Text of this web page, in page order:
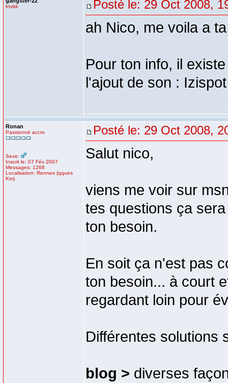
Invité Posté le: 29 Oct 2008,
ah Nico, me voila a
Pour ton info, il
l'ajout de son :
Ronan
Passionné accro
Sexe:
Inscrit le: 07 Fév 2007
Messages: 1268
Localisation: Rennes (qques
Km)
Posté le: 29 Oct 2008,
Salut nico,
viens me voir sur
tes questions ça
ton besoin.
En soit ça n'est pas
ton besoin... à court
regardant loin pour
Différentes solutions
blog > diverses